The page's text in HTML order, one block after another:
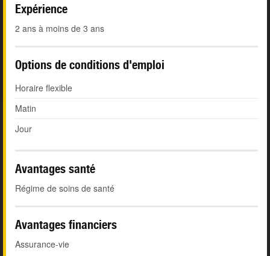
Expérience
2 ans à moins de 3 ans
Options de conditions d'emploi
Horaire flexible
Matin
Jour
Avantages santé
Régime de soins de santé
Avantages financiers
Assurance-vie